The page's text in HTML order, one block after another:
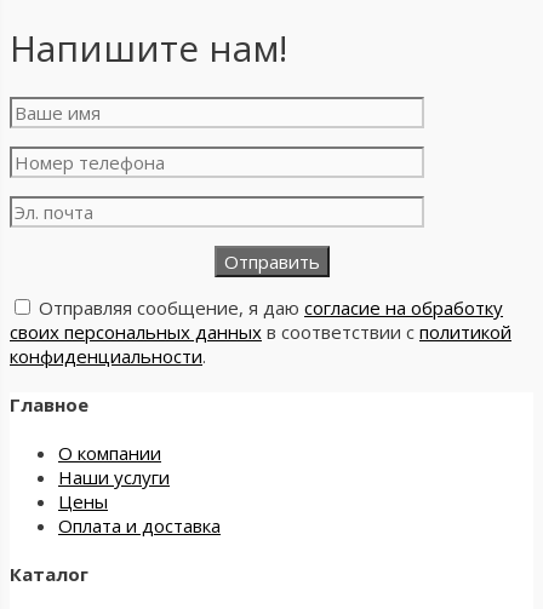
Напишите нам!
Отправляя сообщение, я даю согласие на обработку
своих персональных данных в соответствии с политикой
конфиденциальности.
Главное
О компании
Наши услуги
Цены
Оплата и доставка
Каталог